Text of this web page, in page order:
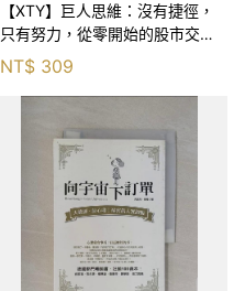
【XTY】巨人思維：沒有捷徑，
只有努力，從零開始的股市交易
員_巨人傑
NT$ 309